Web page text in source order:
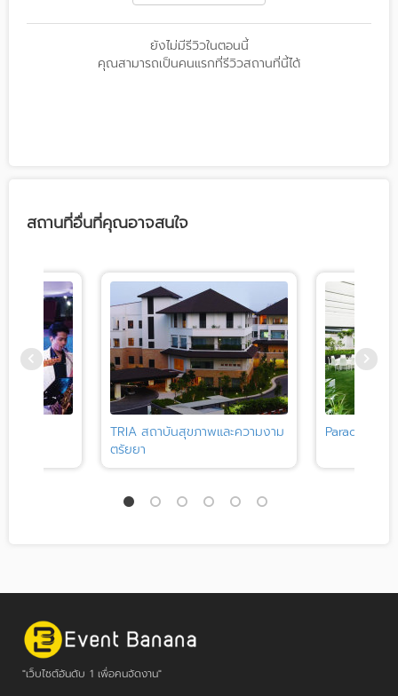
ยังไม่มีรีวิวในตอนนี้
คุณสามารถเป็นคนแรกที่รีวิวสถานที่นี้ได้
สถานที่อื่นที่คุณอาจสนใจ
TRIA สถาบันสุขภาพและความงาม
ตรัยยา
Paradox
"เว็บไซต์อันดับ 1 เพื่อคนจัดงาน"